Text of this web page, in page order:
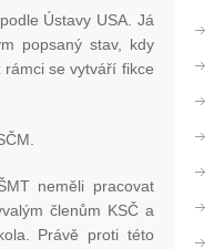
Ústavy USA. Já
popsaný stav, kdy
se vytváří fikce
neměli pracovat
členům KSČ a
Právě proti této